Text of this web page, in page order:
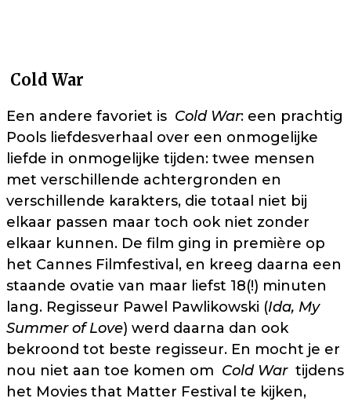
Cold War
Een andere favoriet is Cold War: een prachtig
Pools liefdesverhaal over een onmogelijke
liefde in onmogelijke tijden: twee mensen
met verschillende achtergronden en
verschillende karakters, die totaal niet bij
elkaar passen maar toch ook niet zonder
elkaar kunnen. De film ging in première op
het Cannes Filmfestival, en kreeg daarna een
staande ovatie van maar liefst 18(!) minuten
lang. Regisseur Pawel Pawlikowski (Ida, My
Summer of Love) werd daarna dan ook
bekroond tot beste regisseur. En mocht je er
nou niet aan toe komen om Cold Wartijdens
het Movies that Matter Festival te kijken,